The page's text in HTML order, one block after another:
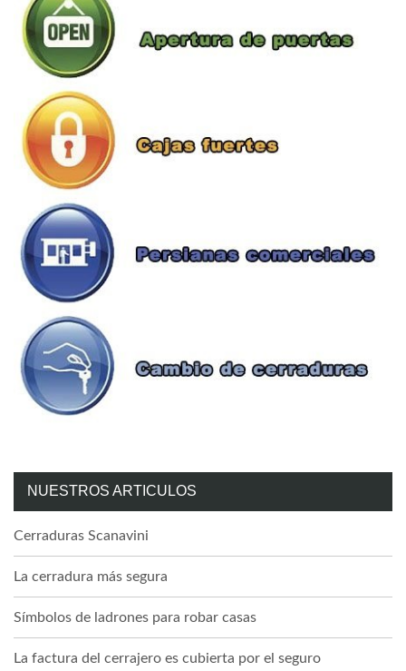
NUESTROS ARTICULOS
Cerraduras Scanavini
La cerradura más segura
Símbolos de ladrones para robar casas
La factura del cerrajero es cubierta por el seguro